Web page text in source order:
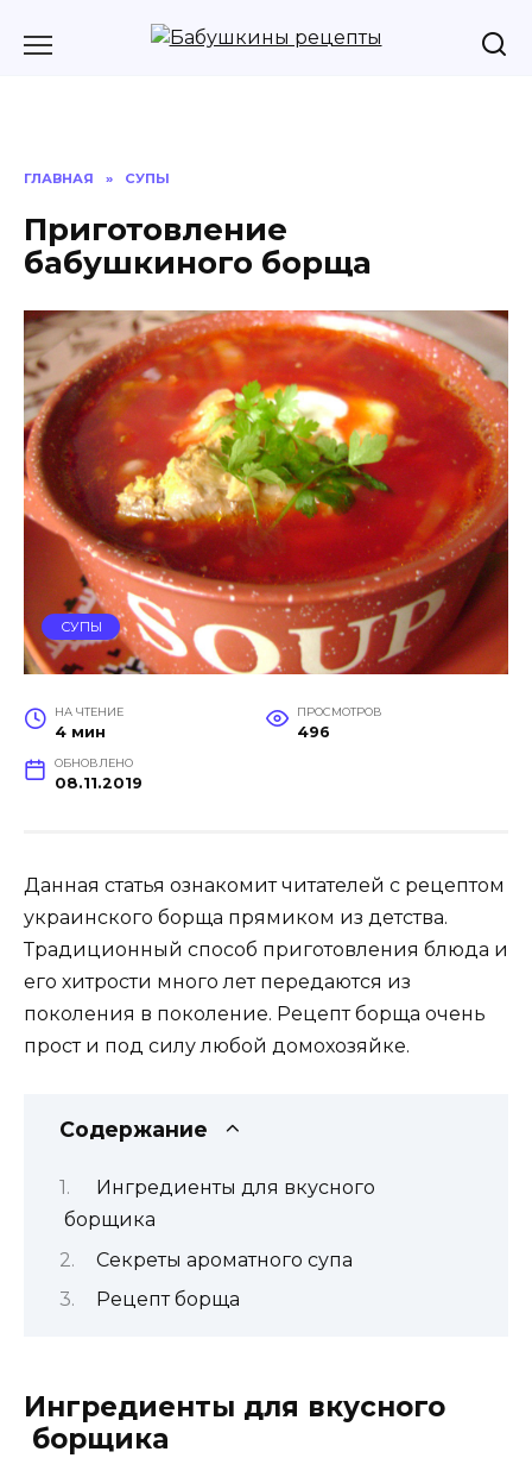
ГЛАВНАЯ » СУПЫ
Приготовление
бабушкиного борща
СУПЫ
НА ЧТЕНИЕ
4 мин
ПРОСМОТРОВ
496
ОБНОВЛЕНО
08.11.2019
Данная статья ознакомит читателей с рецептом
украинского борща прямиком из детства.
Традиционный способ приготовления блюда и
его хитрости много лет передаются из
поколения в поколение. Рецепт борща очень
прост и под силу любой домохозяйке.
Содержание
Ингредиенты для вкусного
борщика
Секреты ароматного супа
Рецепт борща
Ингредиенты для вкусного
борщика